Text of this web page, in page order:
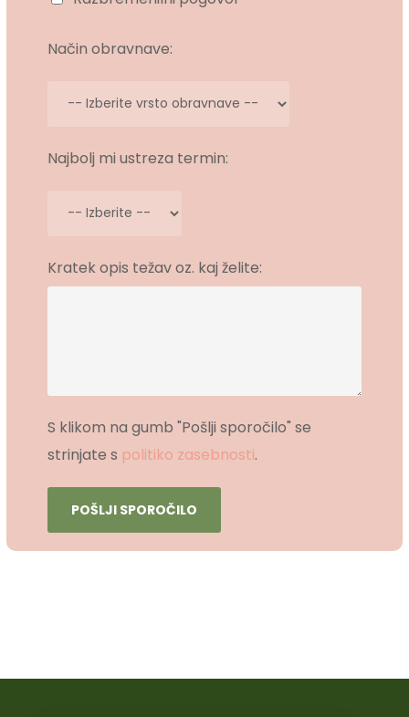
Način obravnave:
Najbolj mi ustreza termin:
Kratek opis težav oz. kaj želite:
S klikom na gumb "Pošlji sporočilo" se
strinjate s politiko zasebnosti.